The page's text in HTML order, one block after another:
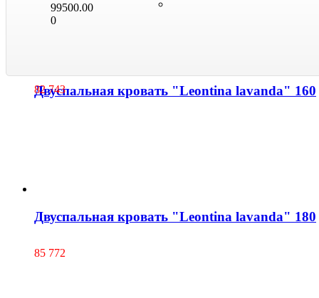
99500.00
0
Двуспальная кровать "Leontina lavanda" 160
82 743
Двуспальная кровать "Leontina lavanda" 180
85 772